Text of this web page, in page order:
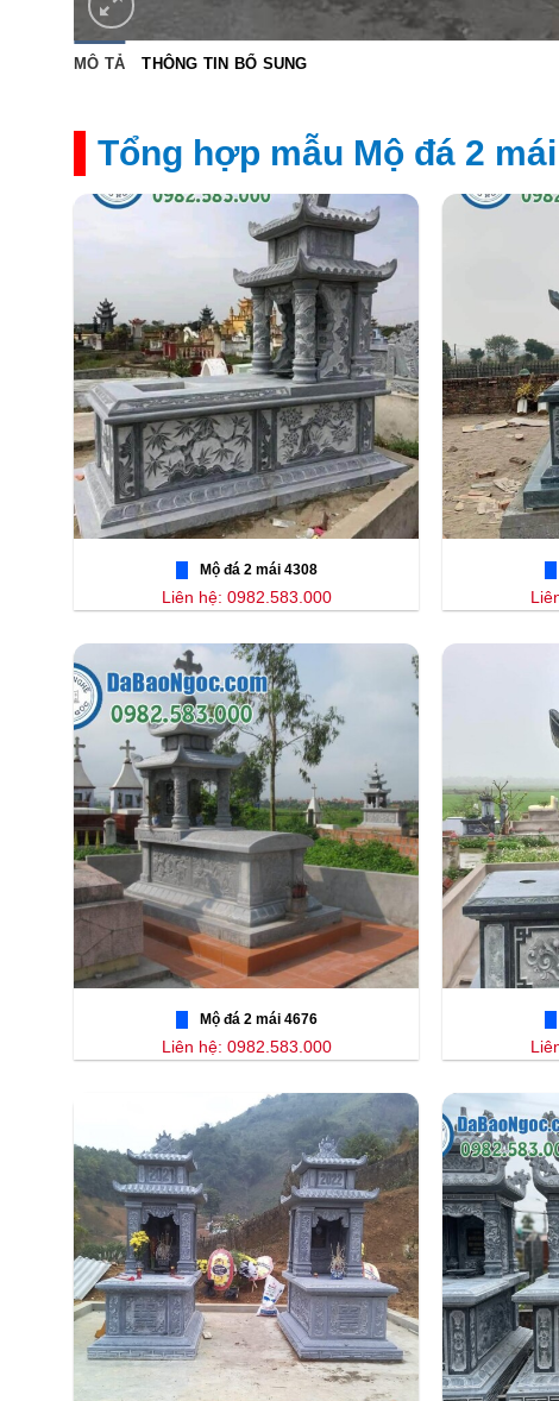
MÔ TẢ THÔNG TIN BỔ SUNG
Tổng hợp mẫu Mộ đá 2
Mộ đá 2 mái 4308
Liên hệ: 0982.583.000
Mộ đá 2 mái 4676
Liên hệ: 0982.583.000